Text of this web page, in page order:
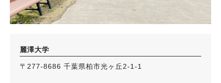
麗澤大学
〒277-8686 千葉県柏市光ヶ丘2-1-1